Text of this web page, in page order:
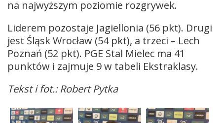
na najwyższym poziomie rozgrywek.
Liderem pozostaje Jagiellonia (56 pkt). Drugi
jest Śląsk Wrocław (54 pkt), a trzeci – Lech
Poznań (52 pkt). PGE Stal Mielec ma 41
punktów i zajmuje 9 w tabeli Ekstraklasy.
Tekst i fot.: Robert Pytka